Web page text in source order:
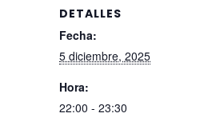
DETALLES
Fecha:
5 diciembre, 2025
Hora:
22:00 - 23:30